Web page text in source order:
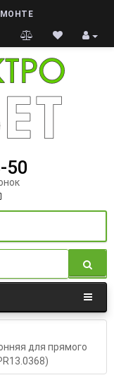
50
для прямого